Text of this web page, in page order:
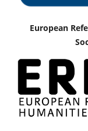
European